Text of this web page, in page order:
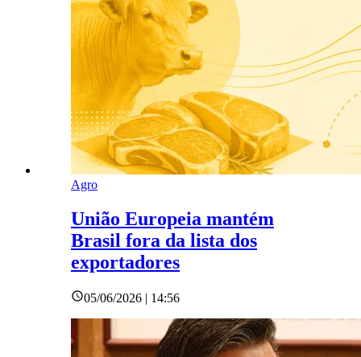
Agro
União Europeia mantém
Brasil fora da lista dos
exportadores
05/06/2026 | 14:56